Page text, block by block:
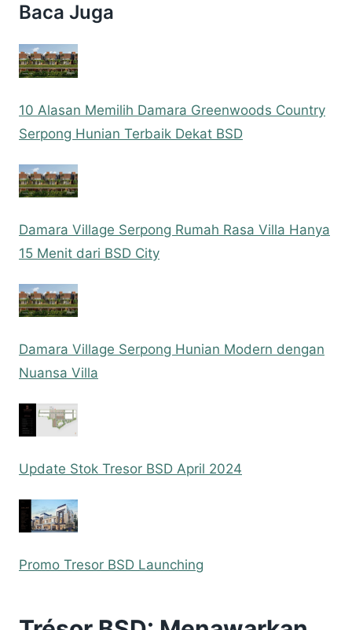
Baca Juga
10 Alasan Memilih Damara Greenwoods Country
Serpong Hunian Terbaik Dekat BSD
Damara Village Serpong Rumah Rasa Villa Hanya
15 Menit dari BSD City
Damara Village Serpong Hunian Modern dengan
Nuansa Villa
Update Stok Tresor BSD April 2024
Promo Tresor BSD Launching